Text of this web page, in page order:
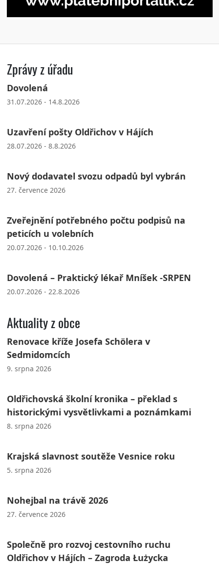
Zprávy z úřadu
Dovolená
31.07.2026 - 14.8.2026
Uzavření pošty Oldřichov v Hájích
28.07.2026 - 8.8.2026
Nový dodavatel svozu odpadů byl vybrán
27. července 2026
Zveřejnění potřebného počtu podpisů na
peticích u volebních
20.07.2026 - 10.10.2026
Dovolená – Praktický lékař Mníšek -SRPEN
20.07.2026 - 22.8.2026
Aktuality z obce
Renovace kříže Josefa Schölera v
Sedmidomcích
9. srpna 2026
Oldřichovská školní kronika – překlad s
historickými vysvětlivkami a poznámkami
8. srpna 2026
Krajská slavnost soutěže Vesnice roku
5. srpna 2026
Nohejbal na trávě 2026
27. července 2026
Společně pro rozvoj cestovního ruchu
Oldřichov v Hájích – Zagroda Łużycka